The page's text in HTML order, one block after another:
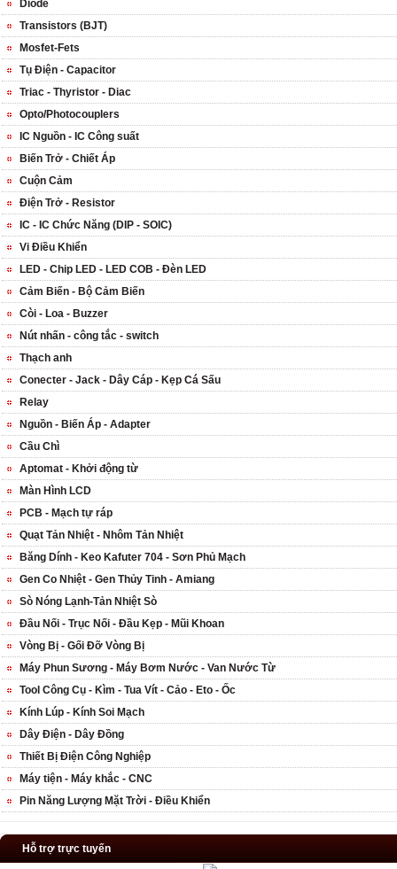
Diode
Transistors (BJT)
Mosfet-Fets
Tụ Điện - Capacitor
Triac - Thyristor - Diac
Opto/Photocouplers
IC Nguồn - IC Công suất
Biến Trở - Chiết Áp
Cuộn Cảm
Điện Trở - Resistor
IC - IC Chức Năng (DIP - SOIC)
Vi Điều Khiển
LED - Chip LED - LED COB - Đèn LED
Cảm Biến - Bộ Cảm Biến
Còi - Loa - Buzzer
Nút nhấn - công tắc - switch
Thạch anh
Conecter - Jack - Dây Cáp - Kẹp Cá Sấu
Relay
Nguồn - Biến Áp - Adapter
Cầu Chì
Aptomat - Khởi động từ
Màn Hình LCD
PCB - Mạch tự ráp
Quạt Tản Nhiệt - Nhôm Tản Nhiệt
Băng Dính - Keo Kafuter 704 - Sơn Phủ Mạch
Gen Co Nhiệt - Gen Thủy Tinh - Amiang
Sò Nóng Lạnh-Tản Nhiệt Sò
Đầu Nối - Trục Nối - Đầu Kẹp - Mũi Khoan
Vòng Bị - Gối Đỡ Vòng Bị
Máy Phun Sương - Máy Bơm Nước - Van Nước Từ
Tool Công Cụ - Kìm - Tua Vít - Cảo - Eto - Ốc
Kính Lúp - Kính Soi Mạch
Dây Điện - Dây Đồng
Thiết Bị Điện Công Nghiệp
Máy tiện - Máy khắc - CNC
Pin Năng Lượng Mặt Trời - Điều Khiển
Hỗ trợ trực tuyến